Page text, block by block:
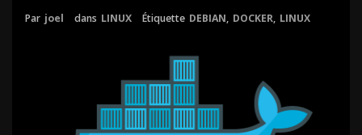
Par joel dans LINUX Étiquette DEBIAN, DOCKER, LINUX